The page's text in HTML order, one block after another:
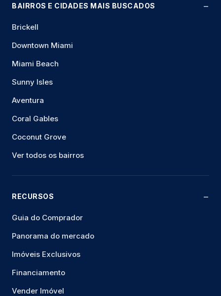
BAIRROS E CIDADES MAIS BUSCADOS
Brickell
Downtown Miami
Miami Beach
Sunny Isles
Aventura
Coral Gables
Coconut Grove
Ver todos os bairros
RECURSOS
Guia do Comprador
Panorama do mercado
Imóveis Exclusivos
Financiamento
Vender Imóvel